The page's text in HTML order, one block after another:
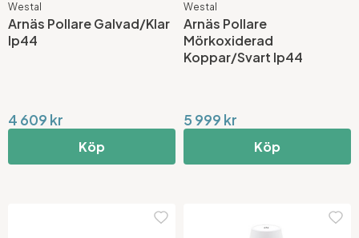
Westal
Arnäs Pollare Galvad/Klar
Ip44
4 609 kr
Köp
Westal
Arnäs Pollare
Mörkoxiderad
Koppar/Svart Ip44
5 999 kr
Köp